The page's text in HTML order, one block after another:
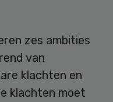
zes ambities
van
klachten en
klachten moet